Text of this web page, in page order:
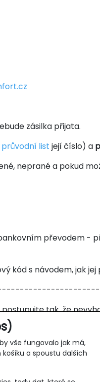
vše fungovalo jak má,
a spoustu dalších
zásilka přijata.
průvodní list její číslo) a
neprané a pokud
převodem
kód s návodem, jak jej
postupujte tak, že
ihned (aby Vám